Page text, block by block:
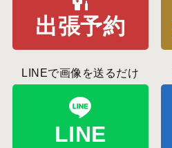
出張予約
LINEで画像を送るだけ
LINE